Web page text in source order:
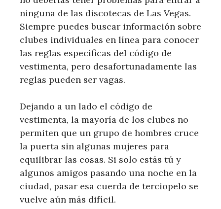
ninguna de las discotecas de Las Vegas.
Siempre puedes buscar información sobre
clubes individuales en línea para conocer
las reglas específicas del código de
vestimenta, pero desafortunadamente las
reglas pueden ser vagas.
Dejando a un lado el código de
vestimenta, la mayoría de los clubes no
permiten que un grupo de hombres cruce
la puerta sin algunas mujeres para
equilibrar las cosas. Si solo estás tú y
algunos amigos pasando una noche en la
ciudad, pasar esa cuerda de terciopelo se
vuelve aún más difícil.